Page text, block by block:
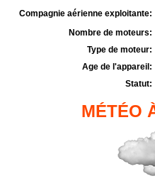
Compagnie aérienne exploitante:
Nombre de moteurs:
Type de moteur:
Age de l'appareil:
Statut:
MÉTÉO